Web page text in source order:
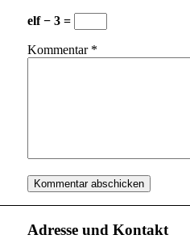
elf − 3 =
Kommentar *
Adresse und Kontakt